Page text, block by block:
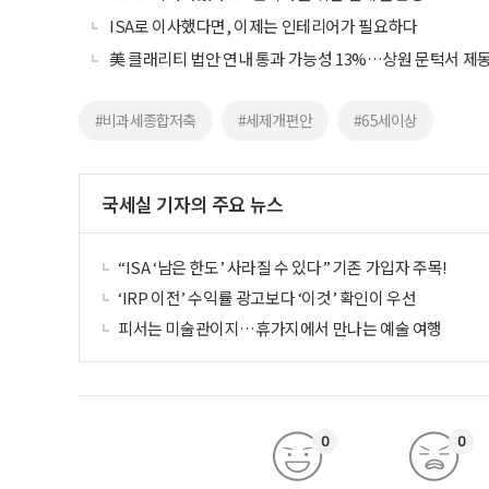
ISA로 이사했다면, 이제는 인테리어가 필요하다
美 클래리티 법안 연내 통과 가능성 13%…상원 문턱서 제
#비과세종합저축 #세제개편안 #65세이상
국세실 기자의 주요 뉴스
“ISA ‘남은 한도’ 사라질 수 있다” 기존 가입자 주목!
‘IRP 이전’ 수익률 광고보다 ‘이것’ 확인이 우선
피서는 미술관이지…휴가지에서 만나는 예술 여행
0 0